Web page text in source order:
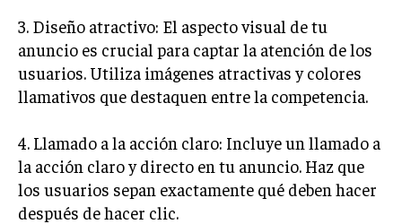
CIBERSEGURIDAD EMPRESARIAL
ESTRATEGIA
EMPRESAS FAMILIARES Y SUCESIÓN
NEGOCIACIÓN Y RESOLUCIÓN DE CONFLICTOS
DERECHO EMPRESARIAL Y REGULACIONES
3. Diseño atractivo: El aspecto visual de tu
anuncio es crucial para captar la atención de los
usuarios. Utiliza imágenes atractivas y colores
llamativos que destaquen entre la competencia.
4. Llamado a la acción claro: Incluye un llamado a
la acción claro y directo en tu anuncio. Haz que
los usuarios sepan exactamente qué deben hacer
después de hacer clic.